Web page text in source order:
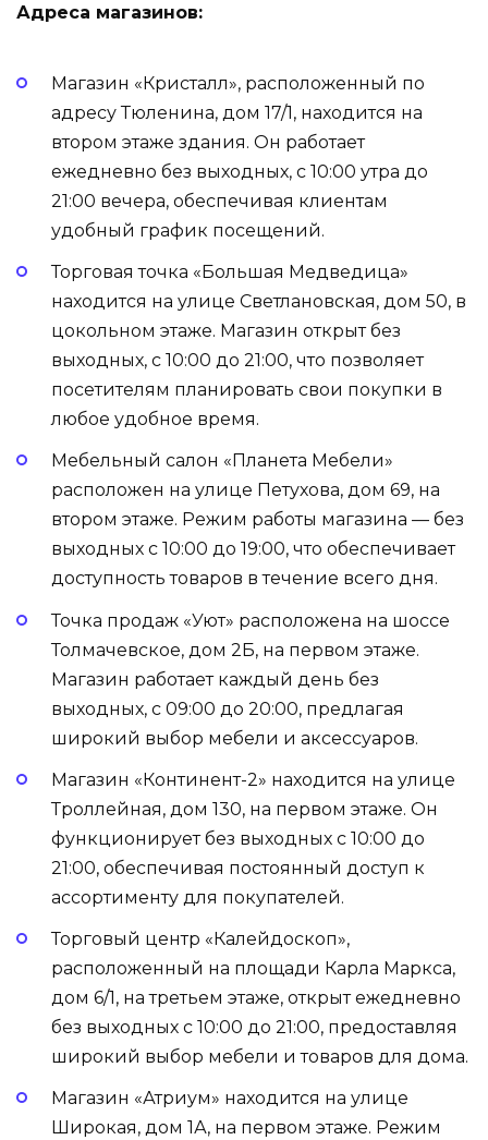
Адреса магазинов:
Магазин «Кристалл», расположенный по
адресу Тюленина, дом 17/1, находится на
втором этаже здания. Он работает
ежедневно без выходных, с 10:00 утра до
21:00 вечера, обеспечивая клиентам
удобный график посещений.
Торговая точка «Большая Медведица»
находится на улице Светлановская, дом 50, в
цокольном этаже. Магазин открыт без
выходных, с 10:00 до 21:00, что позволяет
посетителям планировать свои покупки в
любое удобное время.
Мебельный салон «Планета Мебели»
расположен на улице Петухова, дом 69, на
втором этаже. Режим работы магазина — без
выходных с 10:00 до 19:00, что обеспечивает
доступность товаров в течение всего дня.
Точка продаж «Уют» расположена на шоссе
Толмачевское, дом 2Б, на первом этаже.
Магазин работает каждый день без
выходных, с 09:00 до 20:00, предлагая
широкий выбор мебели и аксессуаров.
Магазин «Континент-2» находится на улице
Троллейная, дом 130, на первом этаже. Он
функционирует без выходных с 10:00 до
21:00, обеспечивая постоянный доступ к
ассортименту для покупателей.
Торговый центр «Калейдоскоп»,
расположенный на площади Карла Маркса,
дом 6/1, на третьем этаже, открыт ежедневно
без выходных с 10:00 до 21:00, предоставляя
широкий выбор мебели и товаров для дома.
Магазин «Атриум» находится на улице
Широкая, дом 1А, на первом этаже. Режим